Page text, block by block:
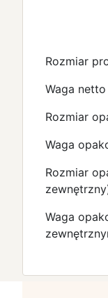
Rozmiar
Waga
Rozmiar
Waga
Rozmiar
Waga